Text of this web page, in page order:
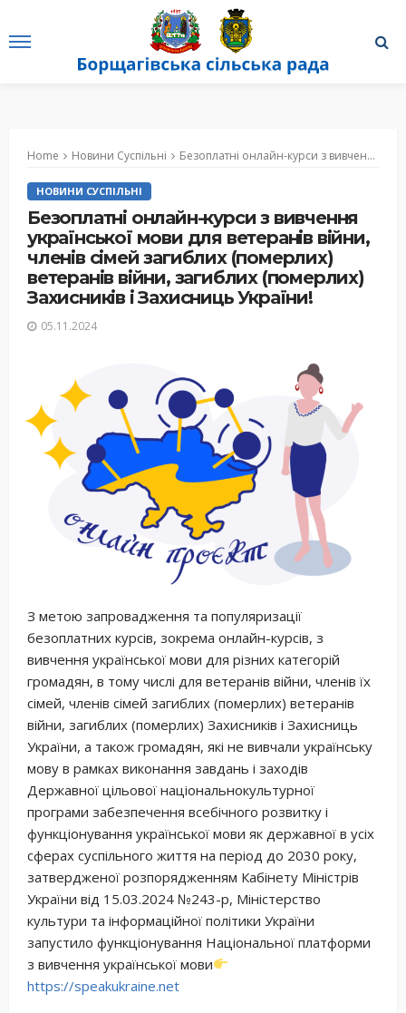
Home Новини Суспільні Безоплатні онлайн-курси з вивчення української мови для ветеранів війни, членів сімей загиблих (померлих) ветеранів війни, загиблих (померлих) Захисників і Захисниць України!
НОВИНИ СУСПІЛЬНІ
Безоплатні онлайн-курси з вивчення
української мови для ветеранів війни,
членів сімей загиблих (померлих)
ветеранів війни, загиблих (померлих)
Захисників і Захисниць України!
05.11.2024
З метою запровадження та популяризації
безоплатних курсів, зокрема онлайн-курсів, з
вивчення української мови для різних категорій
громадян, в тому числі для ветеранів війни, членів їх
сімей, членів сімей загиблих (померлих) ветеранів
війни, загиблих (померлих) Захисників і Захисниць
України, а також громадян, які не вивчали українську
мову в рамках виконання завдань і заходів
Державної цільової національнокультурної
програми забезпечення всебічного розвитку і
функціонування української мови як державної в усіх
сферах суспільного життя на період до 2030 року,
затвердженої розпорядженням Кабінету Міністрів
України від 15.03.2024 №243-р, Міністерство
культури та інформаційної політики України
запустило функціонування Національної платформи
з вивчення української мови
https://speakukraine.net